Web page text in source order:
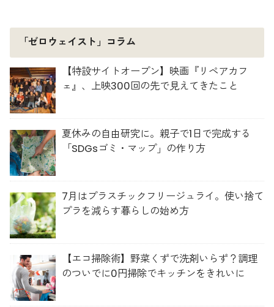
「ゼロウェイスト」コラム
【特設サイトオープン】映画『リペアカフ
ェ』、上映300回の先で見えてきたこと
夏休みの自由研究に。親子で1日で完成する
「SDGsゴミ・マップ」の作り方
7月はプラスチックフリージュライ。使い捨て
プラを減らす暮らしの始め方
【エコ掃除術】野菜くずで洗剤いらず？調理
のついでに0円掃除でキッチンをきれいに